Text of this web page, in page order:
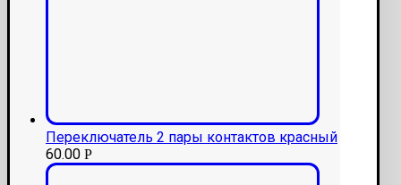
Переключатель 2 пары контактов красный
60.00 Р